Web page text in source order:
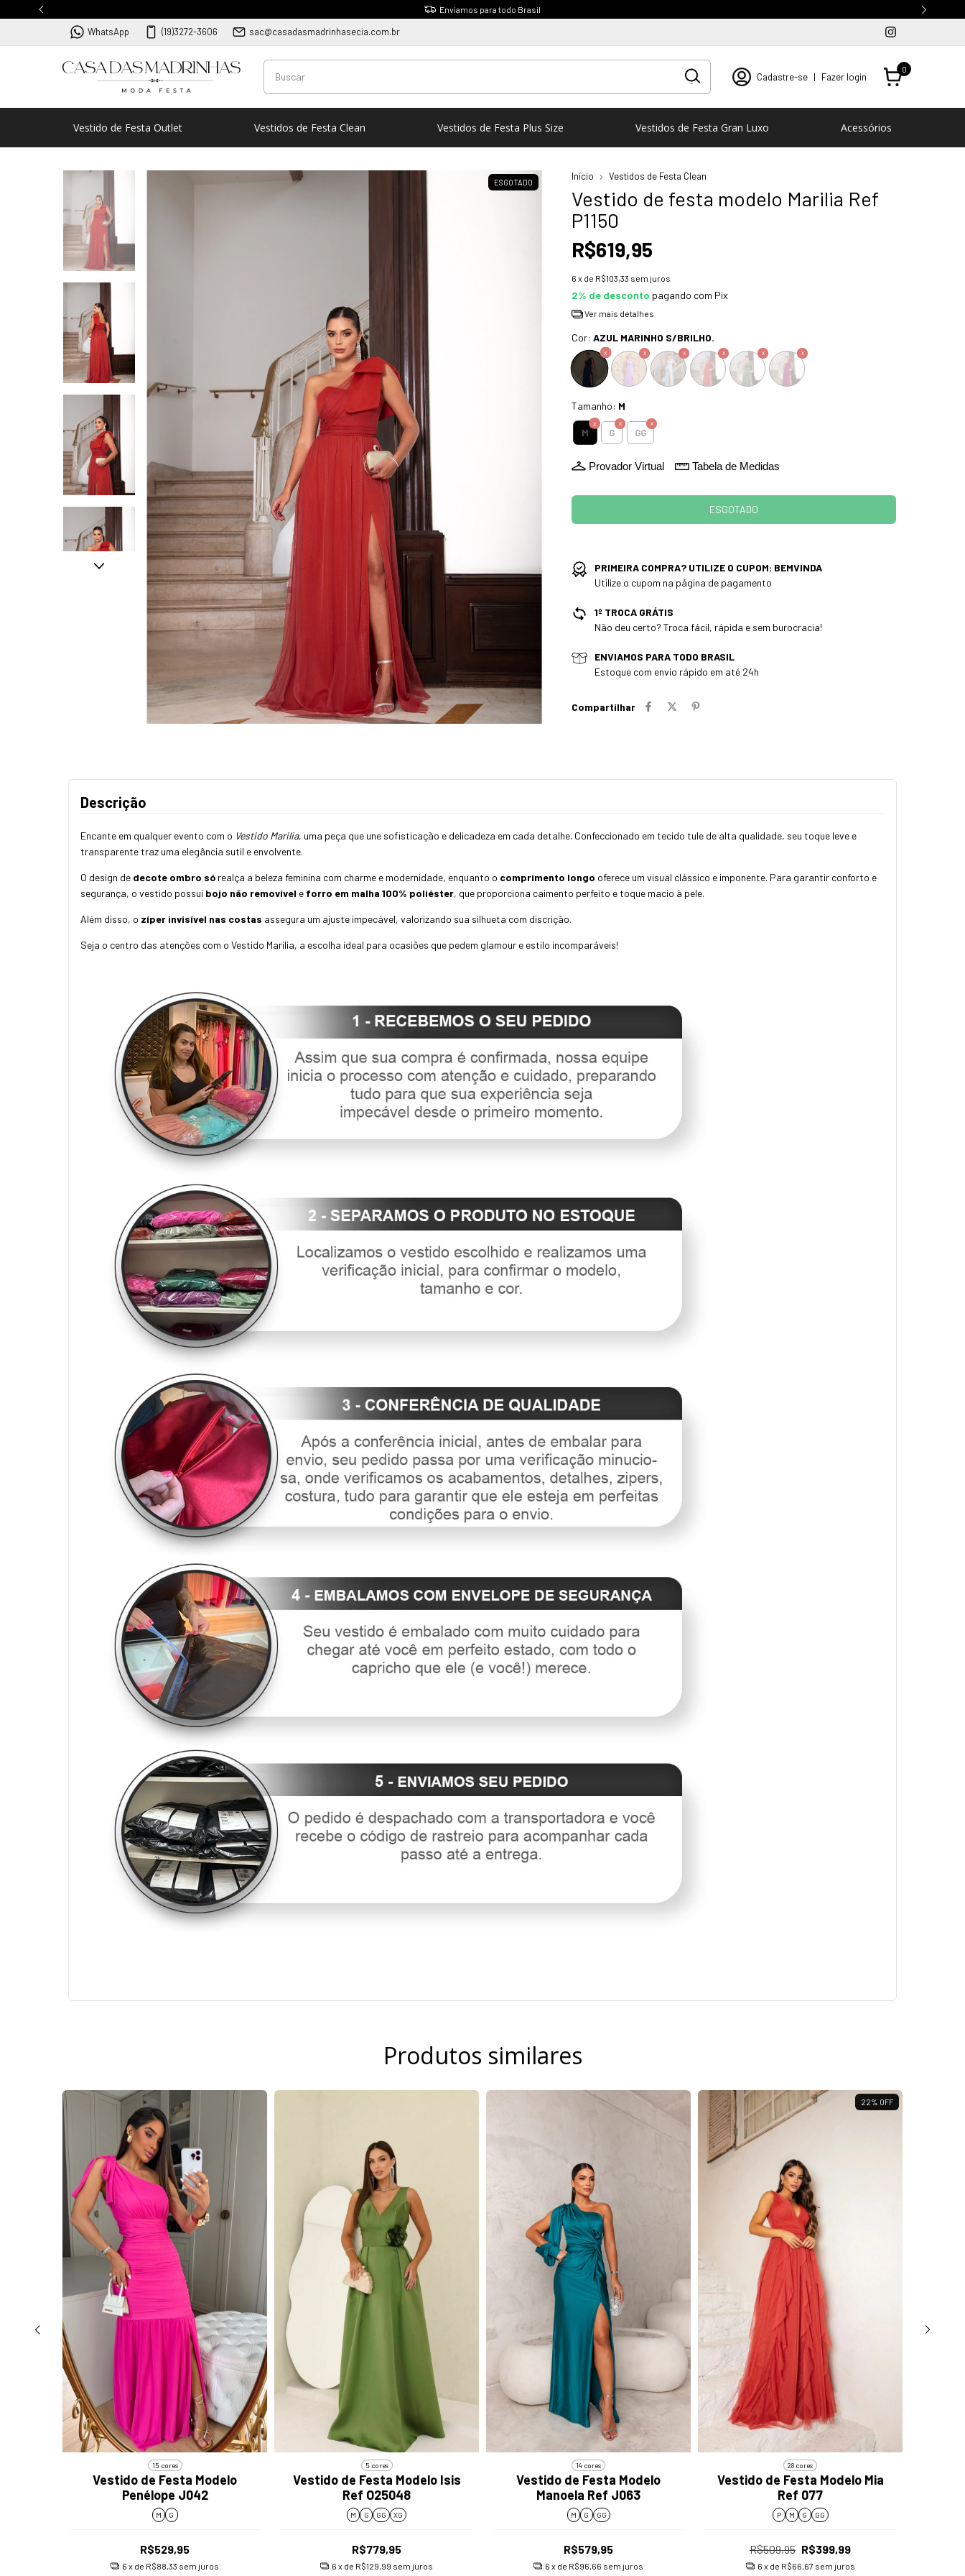
Parcele em até 6x Sem Juros
WhatsApp (19)3272-3606 sac@casadasmadrinhasecia.com.br
Cadastre-se | Fazer login
0
Vestido de Festa Outlet Vestidos de Festa Clean Vestidos de Festa Plus Size Vestidos de Festa Gran Luxo Acessórios
ESGOTADO
Início Vestidos de Festa Clean
Vestido de festa modelo Marilia Ref
P1150
R$619,95
6 x de R$103,33 sem juros
2% de desconto pagando com Pix
Ver mais detalhes
Cor: AZUL MARINHO S/BRILHO.
Tamanho: M
M G GG
Provador Virtual Tabela de Medidas
PRIMEIRA COMPRA? UTILIZE O CUPOM: BEMVINDA
Utilize o cupom na página de pagamento
1º TROCA GRÁTIS
Não deu certo? Troca fácil, rápida e sem burocracia!
ENVIAMOS PARA TODO BRASIL
Estoque com envio rápido em até 24h
Compartilhar
Descrição
Encante em qualquer evento com o Vestido Marilia, uma peça que une sofisticação e delicadeza em cada detalhe. Confeccionado em tecido tule de alta qualidade, seu toque leve e
transparente traz uma elegância sutil e envolvente.
O design de decote ombro só realça a beleza feminina com charme e modernidade, enquanto o comprimento longo oferece um visual clássico e imponente. Para garantir conforto e
segurança, o vestido possui bojo não removível e forro em malha 100% poliéster, que proporciona caimento perfeito e toque macio à pele.
Além disso, o zíper invisível nas costas assegura um ajuste impecável, valorizando sua silhueta com discrição.
Seja o centro das atenções com o Vestido Marilia, a escolha ideal para ocasiões que pedem glamour e estilo incomparáveis!
Produtos similares
15 cores
Vestido de Festa Modelo
Penélope J042
M G
R$529,95
6 x de R$88,33 sem juros
5 cores
Vestido de Festa Modelo Isis
Ref O25048
M G GG XG
R$779,95
6 x de R$129,99 sem juros
14 cores
Vestido de Festa Modelo
Manoela Ref J063
M G GG
R$579,95
6 x de R$96,66 sem juros
22% OFF
28 cores
Vestido de Festa Modelo Mia
Ref 077
P M G GG
R$509,95 R$399,99
6 x de R$66,67 sem juros